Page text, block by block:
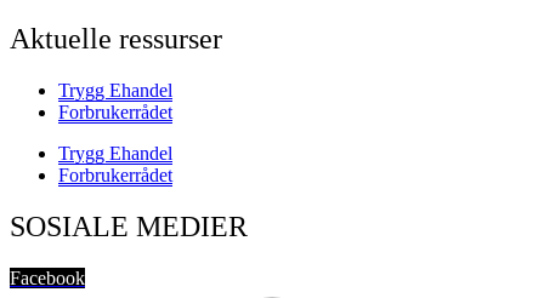
Aktuelle ressurser
Trygg Ehandel
Forbrukerrådet
Trygg Ehandel
Forbrukerrådet
SOSIALE MEDIER
Facebook